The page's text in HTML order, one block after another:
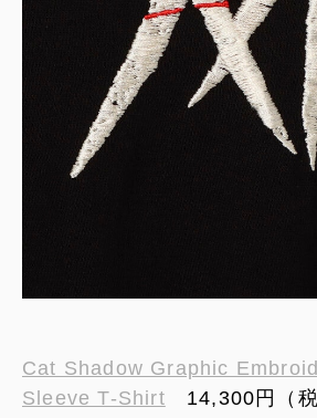
Cat Shadow Graphic
Sleeve T-Shirt 14,300円（